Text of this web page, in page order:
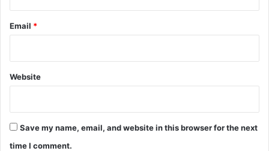
Email *
Website
Save my name, email, and website in this browser for the next
time I comment.